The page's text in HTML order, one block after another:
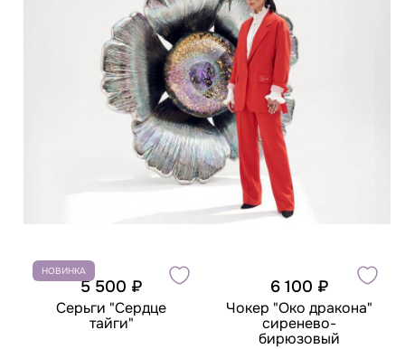
НОВИНКА
5 500 ₽
Серьги "Сердце
тайги"
6 100 ₽
Чокер "Око дракона"
сиренево-
бирюзовый